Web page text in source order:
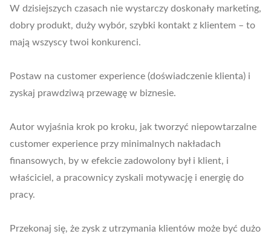
W dzisiejszych czasach nie wystarczy doskonały marketing,
dobry produkt, duży wybór, szybki kontakt z klientem – to
mają wszyscy twoi konkurenci.
Postaw na customer experience (doświadczenie klienta) i
zyskaj prawdziwą przewagę w biznesie.
Autor wyjaśnia krok po kroku, jak tworzyć niepowtarzalne
customer experience przy minimalnych nakładach
finansowych, by w efekcie zadowolony był i klient, i
właściciel, a pracownicy zyskali motywację i energię do
pracy.
Przekonaj się, że zysk z utrzymania klientów może być dużo